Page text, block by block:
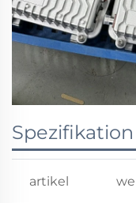
Spezifikation
artikel